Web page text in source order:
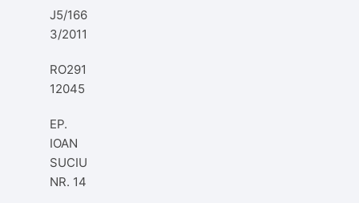
J5/166
3/2011
RO291
12045
EP.
IOAN
SUCIU
NR. 14